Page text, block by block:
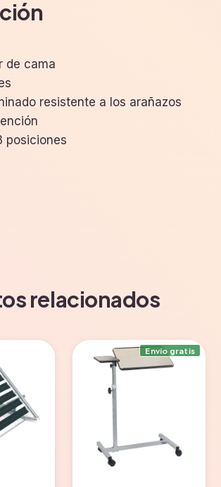
de cama
resistente a los arañazos
posiciones
relacionados
Envío gratis